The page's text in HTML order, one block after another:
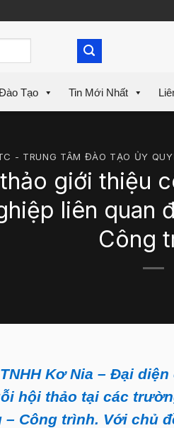
Tạo Tin Mới Nhất
- TRUNG TÂM ĐÀO TẠO ỦY
giới thiệu
liên quan
Công
Kơ Nia – Đại
hội thảo tại các
Công trình. Với chủ